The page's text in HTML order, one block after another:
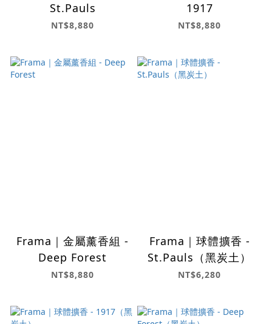
St.Pauls
NT$8,880
1917
NT$8,880
Frama｜金屬薰香組 -
Deep Forest
NT$8,880
Frama｜球體擴香 -
St.Pauls（黑炭土）
NT$6,280